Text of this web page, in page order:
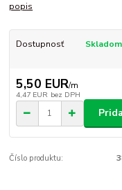
popis
Dostupnosť Skladom
5,50 EUR/m
4,47 EUR bez DPH
Číslo produktu: